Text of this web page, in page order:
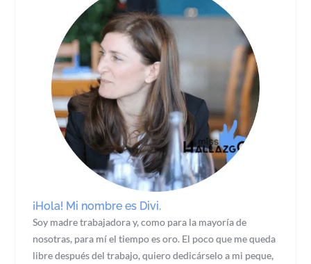
¡Hola! Mi nombre es Divi.
Soy madre trabajadora y, como para la mayoría de
nosotras, para mí el tiempo es oro. El poco que me queda
libre después del trabajo, quiero dedicárselo a mi peque,